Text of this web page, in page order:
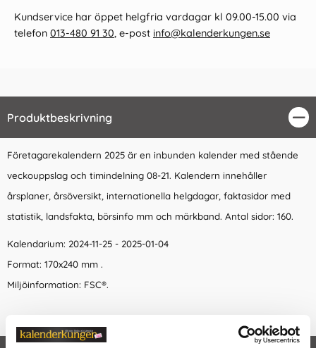
Kundservice har öppet helgfria vardagar kl 09.00-15.00 via
telefon 013-480 91 30, e-post info@kalenderkungen.se
Produktbeskrivning
Företagarekalendern 2025 är en inbunden kalender med stående
veckouppslag och timindelning 08-21. Kalendern innehåller
årsplaner, årsöversikt, internationella helgdagar, faktasidor med
statistik, landsfakta, börsinfo mm och märkband. Antal sidor: 160.
Kalendarium: 2024-11-25 - 2025-01-04
Format: 170x240 mm .
Miljöinformation: FSC®.